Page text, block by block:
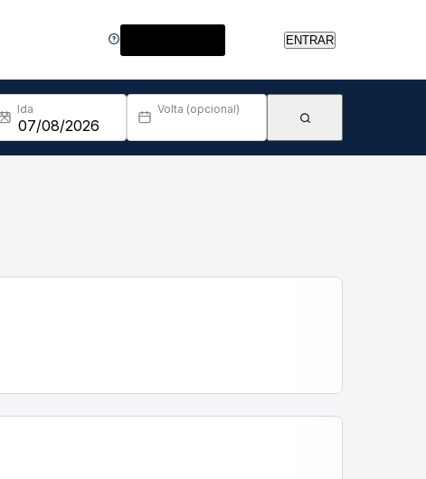
ENTRAR
Ida Volta (opcional)